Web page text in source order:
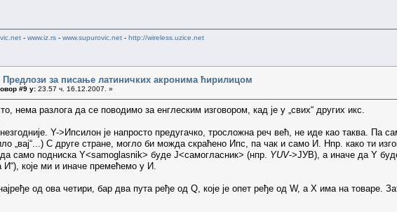
- www.iz.rs - www.supurovic.net - http://wireless.uzice.net
Предлози за писање латиничких акронима ћирилицом
#9 у: 23.57 ч. 16.12.2007. »
нема разлога да се поводимо за енглеским изговором, кад је у „свих“ других икс.
Y->Ипсилон је напросто предугачко, тросложна реч већ, не иде као таква. Па
„вај“...) С друге стране, могло би можда скраћено Ипс, па чак и само И. Нпр. како ти
да само подниска Y<samoglasnik> буде Ј<самогласник> (нпр. YUV->ЈУВ), а иначе да Y
И“), које ми и иначе премећемо у И.
од ова четири, бар два пута ређе од Q, које је опет ређе од W, а X има на товаре.